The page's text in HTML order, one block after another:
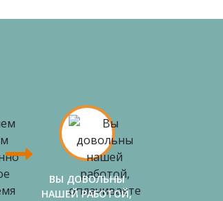
ВЫ ДОВОЛЬНЫ
НАШЕЙ РАБОТОЙ,